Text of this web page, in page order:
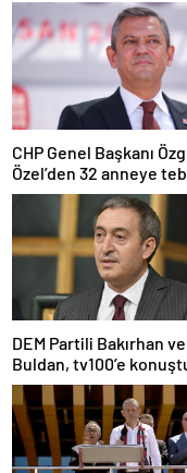
CHP Genel Başkanı
Özel’den 32 anneye
telefonu
DEM Partili Bakırhan ve
Buldan, tv100’e
ne zaman kendini